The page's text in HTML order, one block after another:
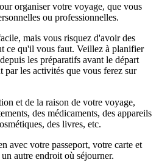
organiser votre voyage, que vous
ou professionnelles.
mais vous risquez d'avoir des
ce qu'il vous faut. Veillez à planifier
les préparatifs avant le départ
par les activités que vous ferez sur
et de la raison de votre voyage,
des médicaments, des appareils
des livres, etc.
avec votre passeport, votre carte et
autre endroit où séjourner.